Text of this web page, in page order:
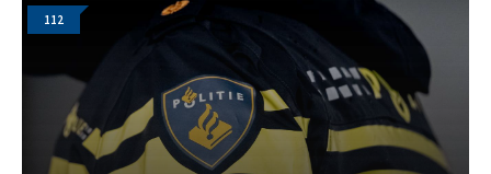
112